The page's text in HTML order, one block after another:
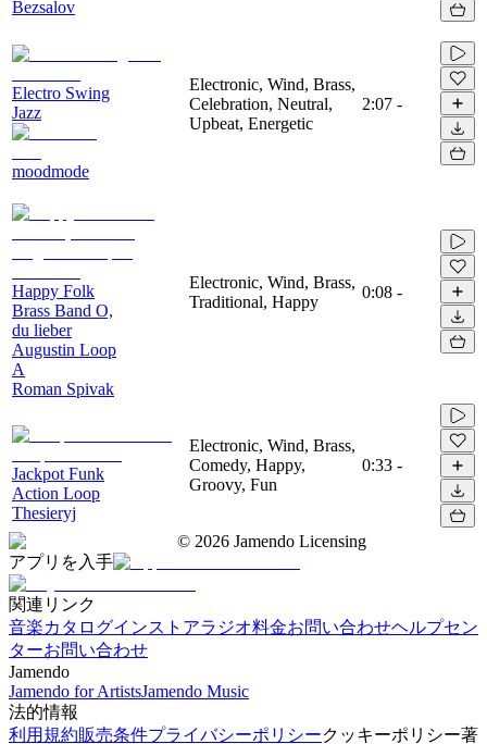
Bezsalov
Electro Swing
Jazz
moodmode
Electronic, Wind, Brass,
Celebration, Neutral,
Upbeat, Energetic
2:07 -
Happy Folk
Brass Band O,
du lieber
Augustin Loop
A
Roman Spivak
Electronic, Wind, Brass,
Traditional, Happy
0:08 -
Jackpot Funk
Action Loop
Thesieryj
Electronic, Wind, Brass,
Comedy, Happy,
Groovy, Fun
0:33 -
© 2026 Jamendo Licensing
アプリを入手
関連リンク
音楽カタログインストアラジオ料金お問い合わせヘルプセン
ターお問い合わせ
Jamendo
Jamendo for ArtistsJamendo Music
法的情報
利用規約販売条件プライバシーポリシークッキーポリシー著